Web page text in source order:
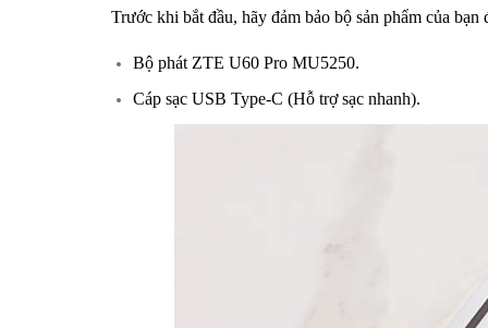
Trước khi bắt đầu, hãy đảm bảo bộ sản phẩm của
Bộ phát ZTE U60 Pro MU5250.
Cáp sạc USB Type-C (Hỗ trợ sạc nhanh).